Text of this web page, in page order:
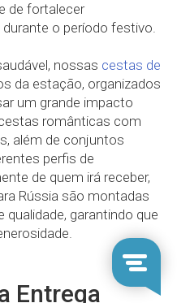
de fortalecer
o período festivo.
nossas cestas de
da estação, organizados
um grande impacto
românticas com
além de conjuntos
perfis de
de quem irá receber,
Rússia são montadas
garantindo que
Entrega